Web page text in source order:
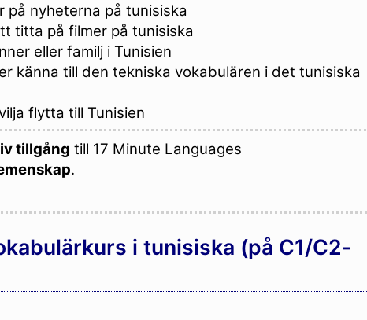
på nyheterna på tunisiska
titta på filmer på tunisiska
eller familj i Tunisien
känna till den tekniska vokabulären i det tunisiska
flytta till Tunisien
tillgång till 17 Minute Languages
.
i tunisiska (på C1/C2-